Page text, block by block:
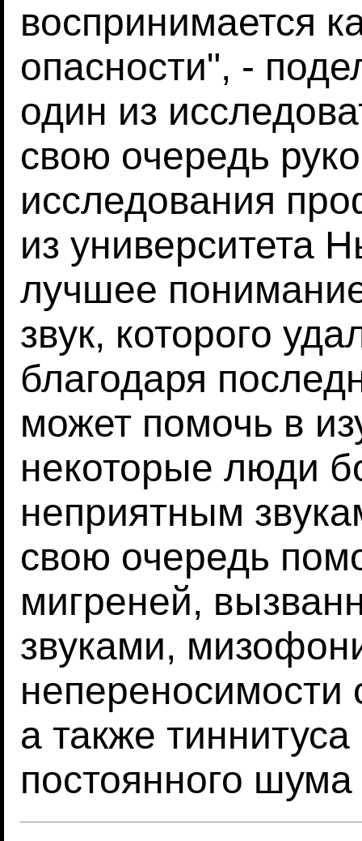
воспринимается
опасности", -
один из
свою очередь
исследования
из университета
лучшее
звук, которого
благодаря
может помочь в
некоторые люди
неприятным
свою очередь
мигреней,
звуками,
непереносимости
а также
постоянного